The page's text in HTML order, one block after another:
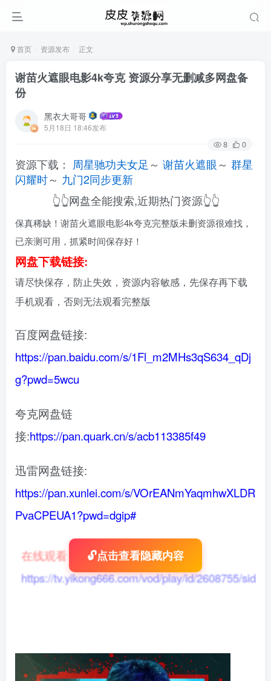
首页 资源发布 正文
谢苗火遮眼电影4k夸克 资源分享无删减多网盘备
份
黑衣大哥哥
5月18日 18:46发布
8 0
资源下载： 周星驰功夫女足 ～ 谢苗火遮眼～ 群星
闪耀时～ 九门2同步更新
👆👆网盘全能搜索,近期热门资源👆👆
保真稀缺！谢苗火遮眼电影4k夸克完整版未删资源很难找，
已亲测可用，抓紧时间保存好！
网盘下载链接:
请尽快保存，防止失效，资源内容敏感，先保存再下载
手机观看，否则无法观看完整版
百度网盘链接:
https://pan.baidu.com/s/1Fl_m2MHs3qS634_qDj
g?pwd=5wcu
夸克网盘链
接:https://pan.quark.cn/s/acb113385f49
迅雷网盘链接:
https://pan.xunlei.com/s/VOrEANmYaqmhwXLDR
PvaCPEUA1?pwd=dgip#
在线观看
https://tv.yikong666.com/vod/play/id/2608755/sid/
🔓点击查看隐藏内容